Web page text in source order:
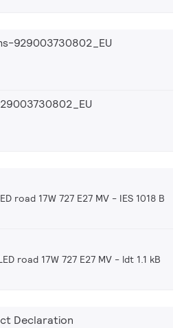
929003730802_EU
road 17W 727 E27 MV IES 1018 B
road 17W 727 E27 MV ldt 1.1 kB
Declaration